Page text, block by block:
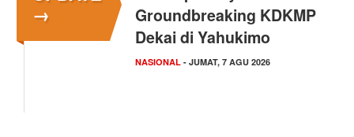
→
Groundbreaking KDKMP
Dekai di Yahukimo
NASIONAL - JUMAT, 7 AGU 2026